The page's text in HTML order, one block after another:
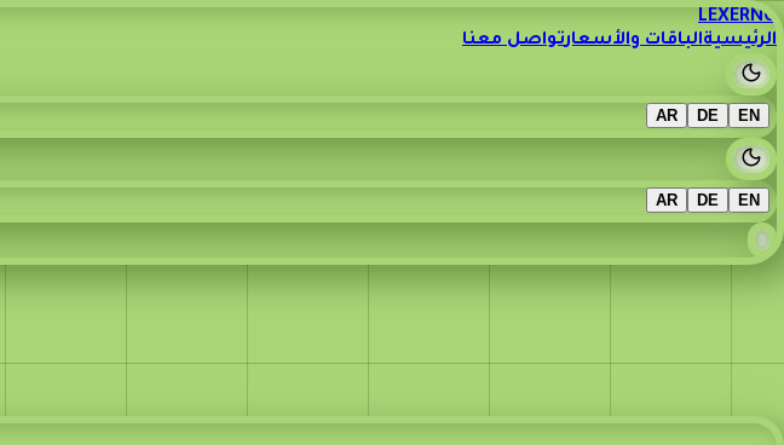
LEXERNO
الرئيسيةالباقات والأسعارتواصل معنا
Dark mode
EN
DE
AR
Dark mode
EN
DE
AR